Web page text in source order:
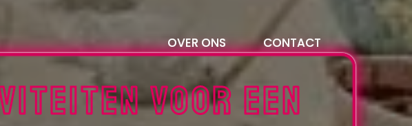
OVER ONS CONTACT
Voor Een